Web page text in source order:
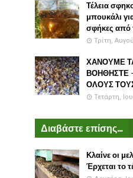
Τέλεια
μπουκάλι
σφήκες από
Τρίτη,
ΧΑΝΟΥΜΕ
ΒΟΗΘΗΣΤΕ
ΟΛΟΥΣ
Τετάρτη,
Διαβάστε επίσης...
Κλαίνε οι
Έρχεται το